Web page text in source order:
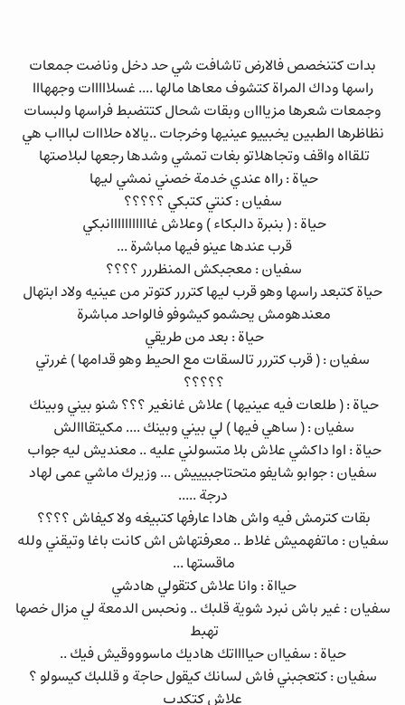
بدات كتنخصص فالارض تاشافت شي حد دخل وناضت جمعات
راسها وداك المراة كتشوف معاها مالها .... غسلااااات وجههااا
وجمعات شعرها مزيااان وبقات شحال كتتضبط فراسها ولبسات
نظاظرها الطبين يخبييو عينيها وخرجات ..يالاه حلااات لباااب هي
تلقااه واقف وتجاهلاتو بغات تمشي وشدها رجعها لبلاصتها
حياة : رااه عندي خدمة خصني نمشي ليها
سفيان : كنتي كتبكي ؟؟؟؟؟
حياة : ( بنبرة دالبكاء ) وعلاش غااااااااااانبكي
قرب عندها عينو فيها مباشرة ...
سفيان : معجبكش المنظررر ؟؟؟؟
حياة كتبعد راسها وهو قرب ليها كتررر كتوتر من عينيه ولاد ابتهال
معندهومش يحشمو كيشوفو فالواحد مباشرة
حياة : بعد من طريقي
سفيان : ( قرب كتررر تالسقات مع الحيط وهو قدامها ) غررتي
؟؟؟؟؟
حياة : ( طلعات فيه عينيها ) علاش غانغير ؟؟؟ شنو بيني وبينك
سفيان : ( ساهي فيها ) لي بيني وبينك .... مكيتقااالش
حياة : اوا داكشي علاش بلا متسولني عليه .. معنديش ليه جواب
سفيان : جوابو شايفو متحتاجبيييش ... وزيرك ماشي عمى لهاد
درجة .....
بقات كترمش فيه واش هادا عارفها كتبيغه ولا كيفاش ؟؟؟؟
سفيان : ماتفهميش غلاط .. معرفتهاش اش كانت باغا وتيقني ولله
ماقستها ...
حيااة : وانا علاش كتقولي هادشي
سفيان : غير باش نبرد شوية قلبك .. ونحبس الدمعة لي مزال خصها
تهبط
حياة : سفياان حيااااتك هاديك ماسوووقيش فيك ..
سفيان : كتعجبني فاش لسانك كيقول حاجة و قللبك كيسولو ؟
علاش كتكدب